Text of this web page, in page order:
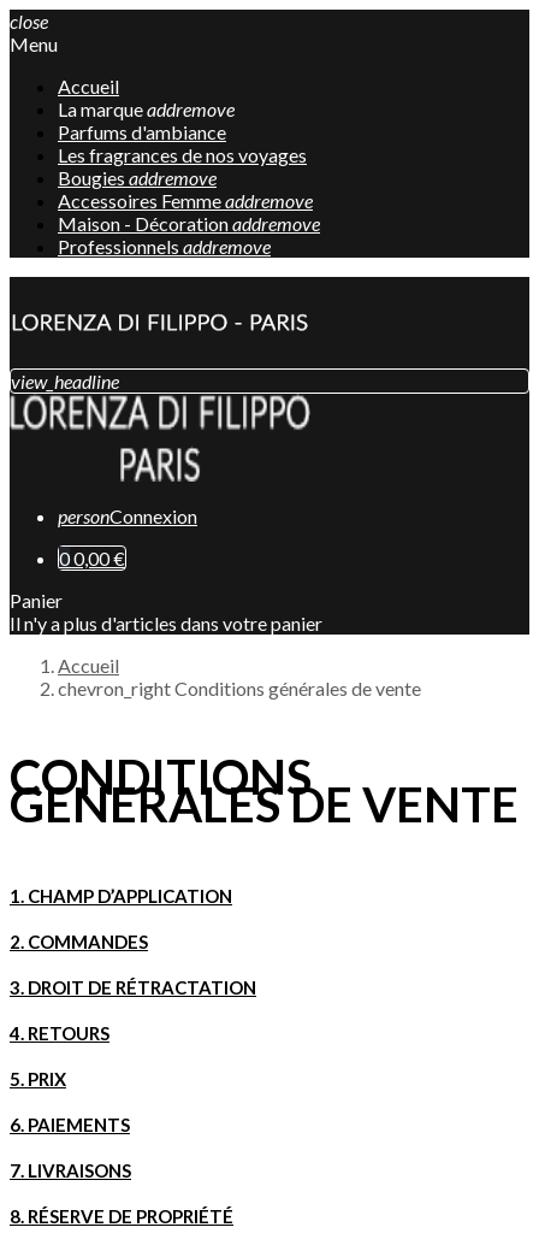
close
Menu
Accueil
La marqueaddremove
Parfums d'ambiance
Les fragrances de nos voyages
Bougies addremove
Accessoires Femmeaddremove
Maison - Décorationaddremove
Professionnels addremove
view_headline
personConnexion
00,00 €
Panier
Il n'y a plus d'articles dans votre panier
Accueil
chevron_rightConditions générales de vente
CONDITIONS
GENERALES DE VENTE
1. CHAMP D’APPLICATION
2. COMMANDES
3. DROIT DE RÉTRACTATION
4. RETOURS
5. PRIX
6. PAIEMENTS
7. LIVRAISONS
8. RÉSERVE DE PROPRIÉTÉ